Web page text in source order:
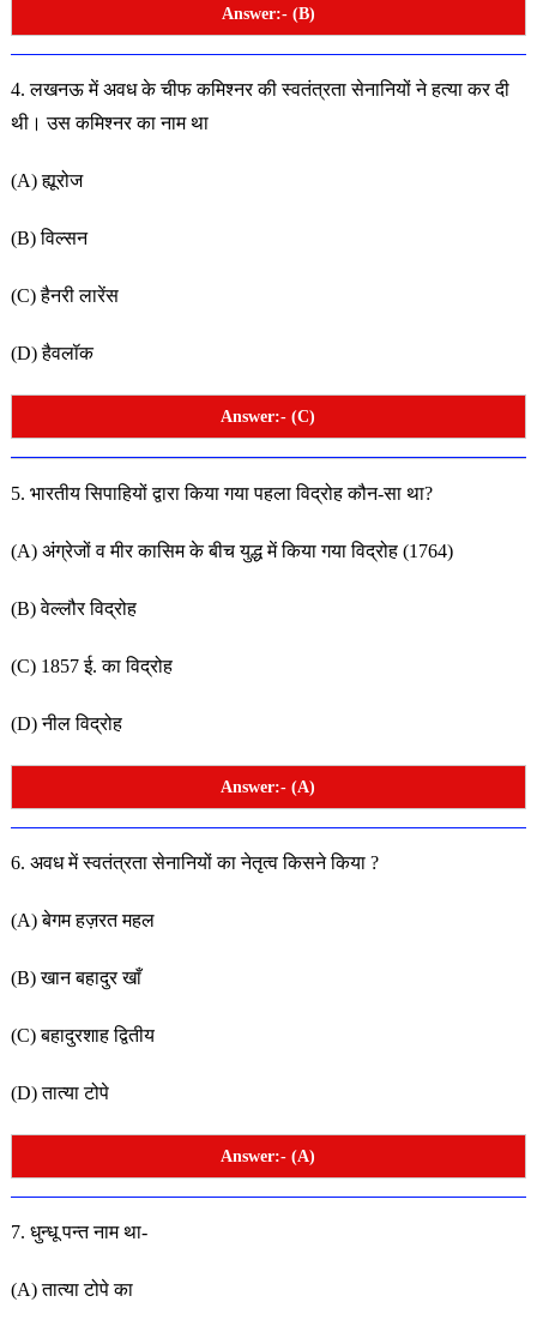
Answer:- (B)
4. लखनऊ में अवध के चीफ कमिश्नर की स्वतंत्रता सेनानियों ने हत्याकर दी
थी। उस कमिश्नर का नाम था
(A) ह्यूरोज
(B) विल्सन
(C) हैनरी लारेंस
(D) हैवलॉक
Answer:- (C)
5. भारतीय सिपाहियों द्वारा किया गया पहला विद्रोह कौन-सा था?
(A) अंग्रेजों व मीर कासिम के बीच युद्ध में किया गया विद्रोह (1764)
(B) वेल्लौर विद्रोह
(C) 1857 ई. का विद्रोह
(D) नील विद्रोह
Answer:- (A)
6. अवध में स्वतंत्रता सेनानियों का नेतृत्व किसने किया ?
(A) बेगम हज़रत महल
(B) खान बहादुर खाँ
(C) बहादुरशाह द्वितीय
(D) तात्या टोपे
Answer:- (A)
7. धुन्धू पन्त नाम था-
(A) तात्या टोपे का